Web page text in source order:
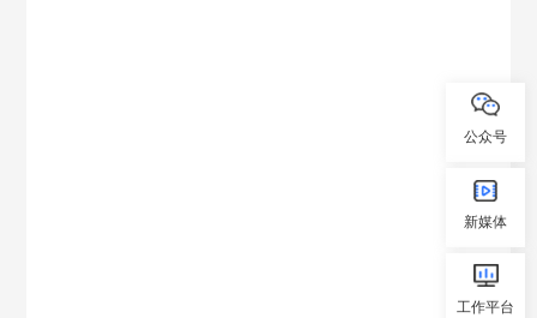
公众号
新媒体
工作平台